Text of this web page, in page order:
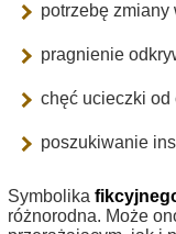
potrzebę zmiany
pragnienie
chęć ucieczki od
poszukiwanie
Symbolika
różnorodna. Może